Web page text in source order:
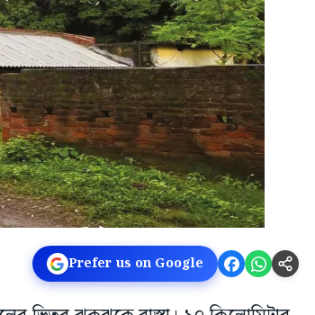
Prefer us on Google